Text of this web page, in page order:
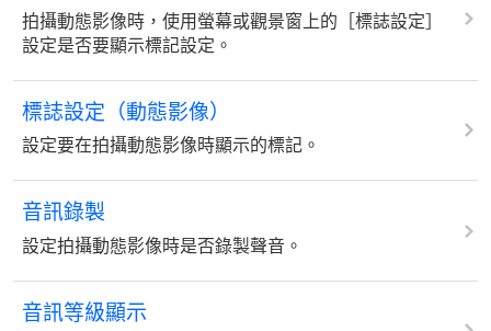
拍攝動態影像時，使用螢幕或觀景窗上的［標誌設定］
設定是否要顯示標記設定。
標誌設定 （動態影像）
設定要在拍攝動態影像時顯示的標記。
音訊錄製
設定拍攝動態影像時是否錄製聲音。
音訊等級顯示